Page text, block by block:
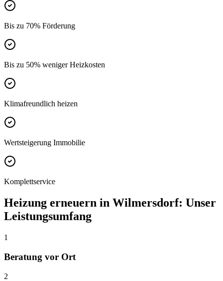
Bis zu 70% Förderung
Bis zu 50% weniger Heizkosten
Klimafreundlich heizen
Wertsteigerung Immobilie
Komplettservice
Heizung erneuern in Wilmersdorf: Unser
Leistungsumfang
1
Beratung vor Ort
2